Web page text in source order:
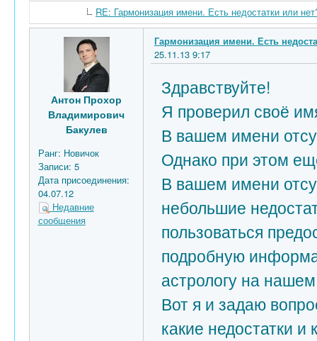
RE: Гармонизация имени. Есть недостатки или
Антон Прохор
Владимирович
Бакулев
Ранг: Новичок
Записи: 5
Дата присоединения:
04.07.12
Недавние
сообщения
Гармонизация имени. Есть
25.11.13 9:17
Здравствуйте!
Я проверил своё
В вашем имени
Однако при этом
В вашем имени
небольшие
пользоваться
подробную
астрологу на
Вот я и задаю
какие недостатки